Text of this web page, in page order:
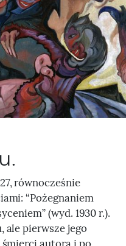
równocześnie
“Pożegnaniem
(wyd. 1930 r.).
ale pierwsze jego